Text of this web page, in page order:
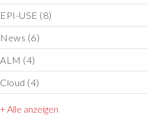
EPI-USE (8)
News (6)
ALM (4)
Cloud (4)
+ Alle anzeigen